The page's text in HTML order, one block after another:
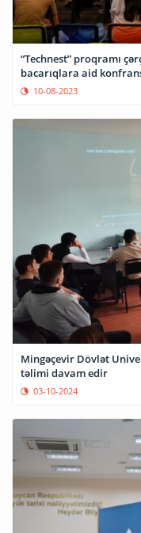
“Technest” proqramı
bacarıqlara aid
10-08-2023
Mingəçevir Dövlət
təlimi davam edir
03-10-2024